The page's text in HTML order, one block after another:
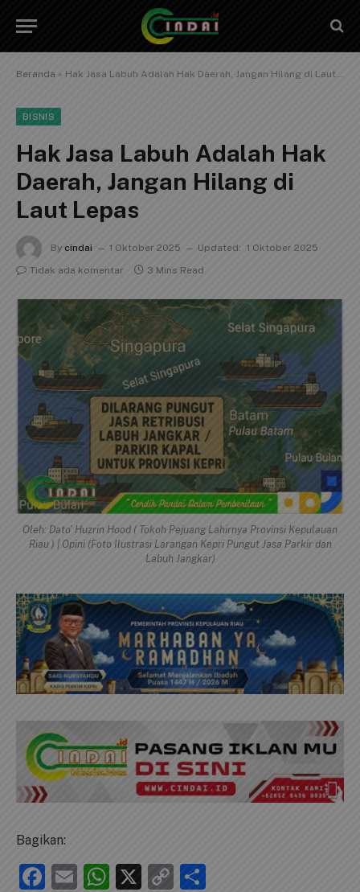
Beranda » Hak Jasa Labuh Adalah Hak Daerah, Jangan Hilang di Laut Lepas
BISNIS
Hak Jasa Labuh Adalah Hak
Daerah, Jangan Hilang di
Laut Lepas
By cindai 1 Oktober 2025 Updated: 1 Oktober 2025
Tidak ada komentar
3 Mins Read
Oleh: Dato’ Huzrin Hood ( Tokoh Pejuang Lahirnya Provinsi Kepulauan
Riau ) | Opini (Foto Ilustrasi Larangan Kepri Pungut Jasa Parkir dan
Labuh Jangkar)
Bagikan:
Facebook
EmailWhatsApp
X
Copy